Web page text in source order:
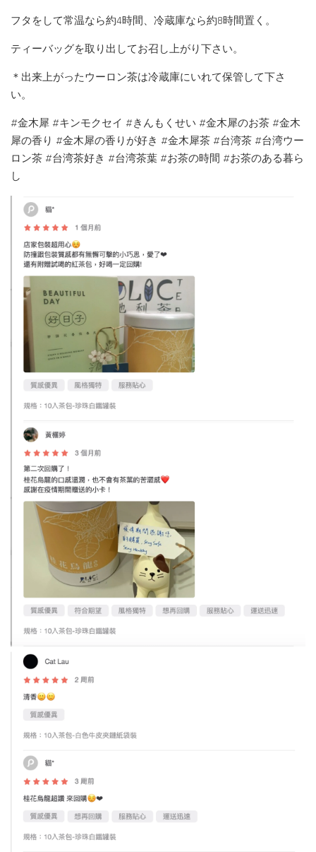
フタをして常温なら約4時間、冷蔵庫なら約8時間置く。
ティーバッグを取り出してお召し上がり下さい。
＊出来上がったウーロン茶は冷蔵庫にいれて保管して下さ
い。
#金木犀 #キンモクセイ #きんもくせい #金木犀のお茶 #金木
犀の香り #金木犀の香りが好き #金木犀茶 #台湾茶 #台湾ウー
ロン茶 #台湾茶好き #台湾茶葉 #お茶の時間 #お茶のある暮ら
し